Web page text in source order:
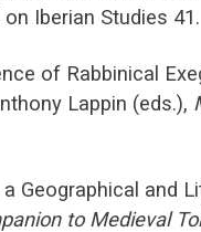
Iberian Studies 41.
of Rabbinical
Lappin (eds.),
Geographical and
to Medieval